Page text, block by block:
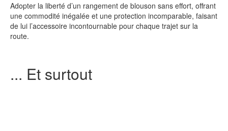
Adopter la liberté d’un rangement de blouson sans effort, offrant
une commodité inégalée et une protection incomparable, faisant
de lui l’accessoire incontournable pour chaque trajet sur la
route.
... Et surtout